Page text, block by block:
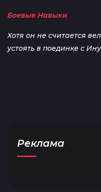
Боевые Навыки
Хотя он не считается
устоять в поединке с
Реклама